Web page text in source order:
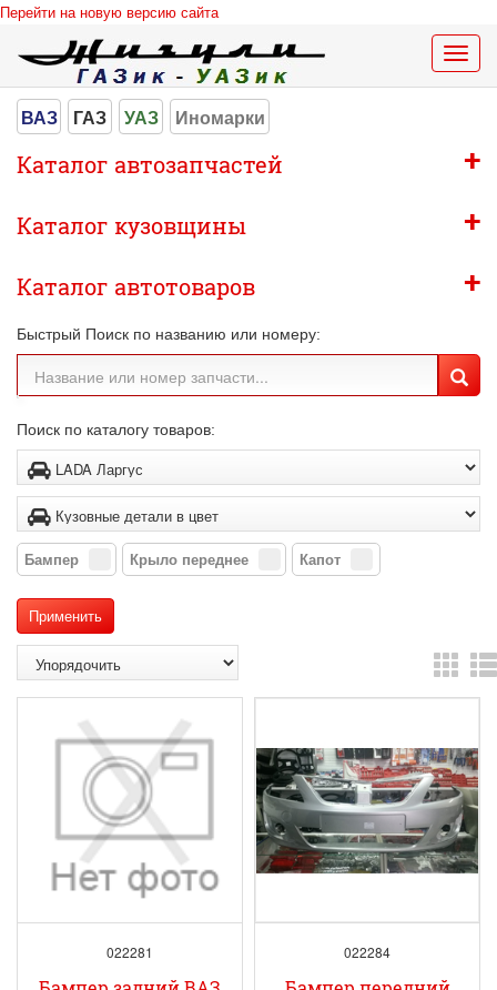
Перейти на новую версию сайта
Меню
ВАЗ ГАЗ УАЗ Иномарки
Каталог автозапчастей +
Каталог кузовщины +
Каталог автотоваров +
Быстрый Поиск по названию или номеру:
Поиск по каталогу товаров:
Бампер Крыло переднее Капот
022281 022284